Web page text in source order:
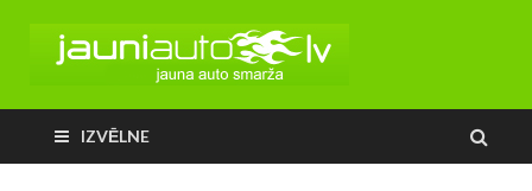
IZVĒLNE